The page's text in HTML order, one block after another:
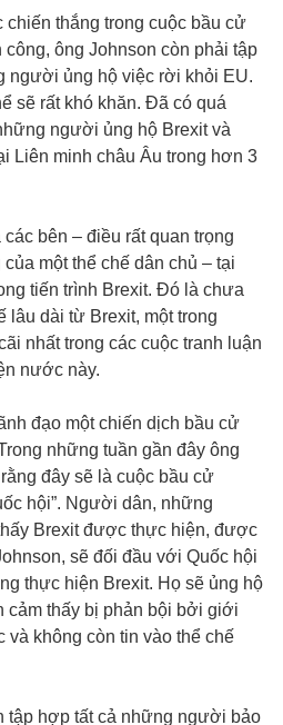
thắng trong cuộc bầu cử
ông Johnson còn phải tập
người ủng hộ việc rời khỏi EU.
sẽ rất khó khăn. Đã có quá
người ủng hộ Brexit và
Liên minh châu Âu trong hơn 3
bên – điều rất quan trọng
một thể chế dân chủ – tại
tiến trình Brexit. Đó là chưa
lâu dài từ Brexit, một trong
nhất trong các cuộc tranh luận
nước này.
đạo một chiến dịch bầu cử
những tuần gần đây ông
đây sẽ là cuộc bầu cử
hội”. Người dân, những
Brexit được thực hiện, được
sẽ đối đầu với Quốc hội
thực hiện Brexit. Họ sẽ ủng hộ
cảm thấy bị phản bội bởi giới
không còn tin vào thể chế
tập hợp tất cả những người bảo